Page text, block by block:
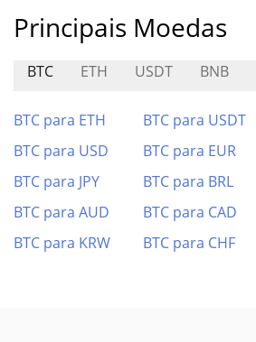
Principais Moedas
BTC ETH USDT BNB
BTC para ETH BTC para USDT
BTC para USD
BTC para EUR
BTC para JPY
BTC para BRL
BTC para AUD
BTC para CAD
BTC para KRW
BTC para CHF